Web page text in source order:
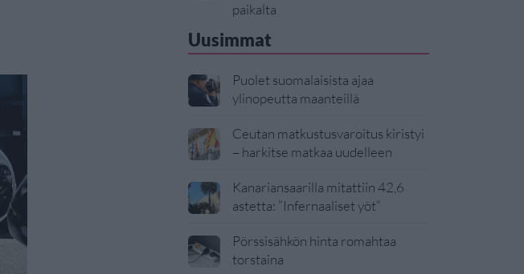
paikalta
Uusimmat
Puolet suomalaisista ajaa
ylinopeutta maanteillä
Ceutan matkustusvaroitus kiristyi
– harkitse matkaa uudelleen
Kanariansaarilla mitattiin 42,6
astetta: ”Infernaaliset yöt”
Pörssisähkön hinta romahtaa
torstaina